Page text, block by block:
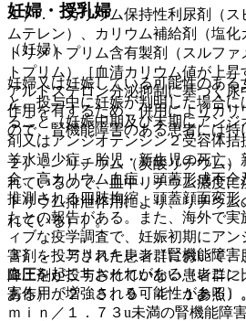
妊婦・授乳婦
（妊婦）
妊婦又は妊娠している可能性のある
と。投与中に妊娠が判明した場合
ること（妊娠中期及び末期にアン
剤又はアンジオテンシン２受容体
羊水過少症、胎児・新生児の死亡
全、高カリウム血症、頭蓋形成不
推測される四肢拘縮、頭蓋顔面変
たとの報告がある。また、海外で
ィブな疫学調査で、妊娠初期にア
害剤を投与された患者群において
降圧剤が投与されていない患者群
ある）〔２．５、９．４．１参照〕
１）． カリウム保持性利尿剤（ス
ムテレン）、カリウム補給剤（塩化
トリメトプリム含有製剤（スルフ
トプリム）［血清カリウム値が上
アルドステロン分泌抑制に基づく尿
作用を有するため、併用によりカリ
ので、腎機能障害のある患者には
２）． リチウム（炭酸リチウム）
れているので、血中リチウム濃度
トリウム排泄作用により、リチウ
れている）］。
３）． アリスキレン［腎機能障害
血圧を起こすおそれがある（レニ
害作用が増強される可能性がある）
ｍｉｎ／１．７３u未満の腎機能障